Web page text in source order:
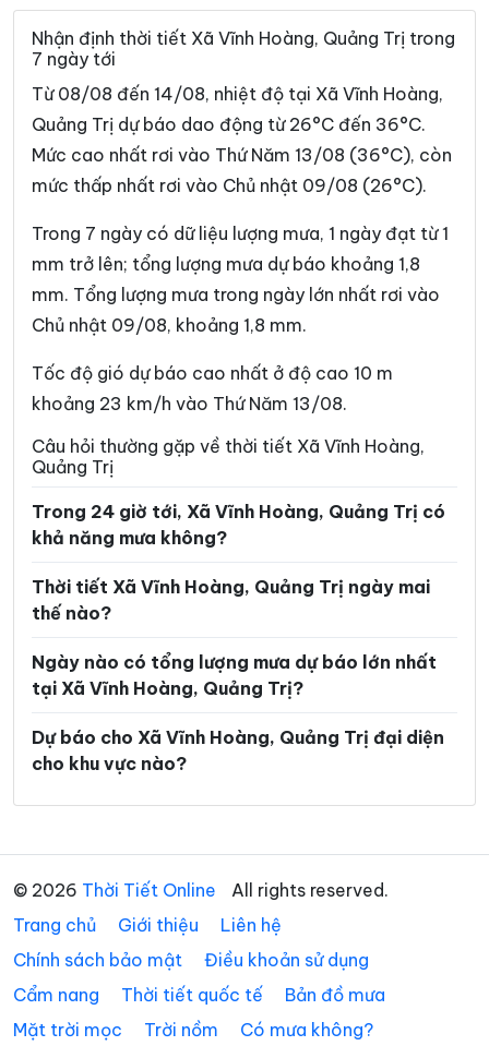
Xã Hòa Trạch Xã Hoàn Lão
Xã Hướng Hiệp
Xã Hướng Phùng Xã Khe Sanh
Xã Kim Điền Xã Kim Ngân
Xã Kim Phú Xã La Lay
Xã Lao Bảo Xã Lệ Ninh
Xã Lệ Thủy Xã Lìa
Xã Mỹ Thủy Xã Nam Ba Đồn
Xã Nam Cửa Việt Xã Nam Gianh
Xã Nam Hải Lăng Xã Nam Trạch
Xã Ninh Châu Xã Phong Nha
Xã Sen Ngư
Xã Tân Gianh Xã Tân Lập
Xã Thượng Trạch
Xã Triệu Cơ Xã Triệu Phong
Xã Trung Thuần Xã Trường Ninh
Xã Trường Phú Xã Tuyên Bình
Xã Vĩnh Định Xã Vĩnh Linh
Xã Vĩnh Thủy
Nhận định thời tiết Xã Vĩnh Hoàng, Quảng Trị trong
7 ngày tới
Từ 08/08 đến 14/08, nhiệt độ tại Xã Vĩnh Hoàng,
Quảng Trị dự báo dao động từ 26°C đến 36°C.
Mức cao nhất rơi vào Thứ Năm 13/08 (36°C), còn
mức thấp nhất rơi vào Chủ nhật 09/08 (26°C).
Trong 7 ngày có dữ liệu lượng mưa, 1 ngày đạt từ 1
mm trở lên; tổng lượng mưa dự báo khoảng 1,8
mm. Tổng lượng mưa trong ngày lớn nhất rơi vào
Chủ nhật 09/08, khoảng 1,8 mm.
Tốc độ gió dự báo cao nhất ở độ cao 10 m
khoảng 23 km/h vào Thứ Năm 13/08.
Câu hỏi thường gặp về thời tiết Xã Vĩnh Hoàng,
Quảng Trị
Trong 24 giờ tới, Xã Vĩnh Hoàng, Quảng Trị có
khả năng mưa không?
Thời tiết Xã Vĩnh Hoàng, Quảng Trị ngày mai
thế nào?
Ngày nào có tổng lượng mưa dự báo lớn nhất
tại Xã Vĩnh Hoàng, Quảng Trị?
Dự báo cho Xã Vĩnh Hoàng, Quảng Trị đại diện
cho khu vực nào?
© 2026 Thời Tiết Online
All rights reserved.
Trang chủ
Giới thiệu
Liên hệ
Chính sách bảo mật
Điều khoản sử dụng
Cẩm nang
Thời tiết quốc tế
Bản đồ mưa
Mặt trời mọc
Trời nồm Có mưa không?